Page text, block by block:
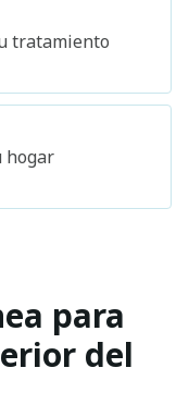
tratamiento
hogar
para
del